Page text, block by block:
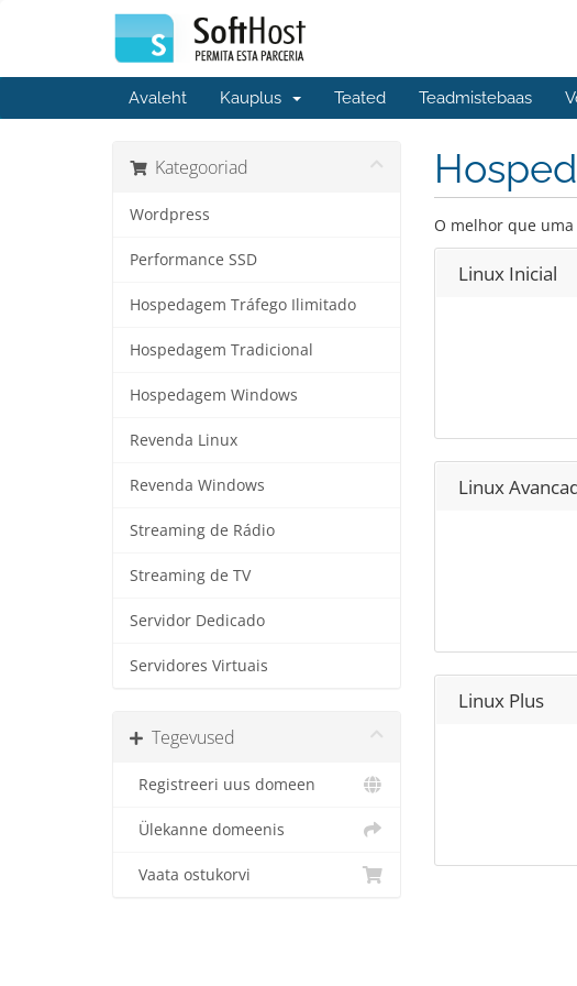
Avaleht Kauplus Teated Teadmistebaas
Kategooriad
Wordpress
Performance SSD
Hospedagem Tráfego Ilimitado
Hospedagem Tradicional
Hospedagem Windows
Revenda Linux
Revenda Windows
Streaming de Rádio
Streaming de TV
Servidor Dedicado
Servidores Virtuais
Tegevused
Registreeri uus domeen
Ülekanne domeenis
Vaata ostukorvi
O melhor que
Linux Inicial
Linux
Linux Plus